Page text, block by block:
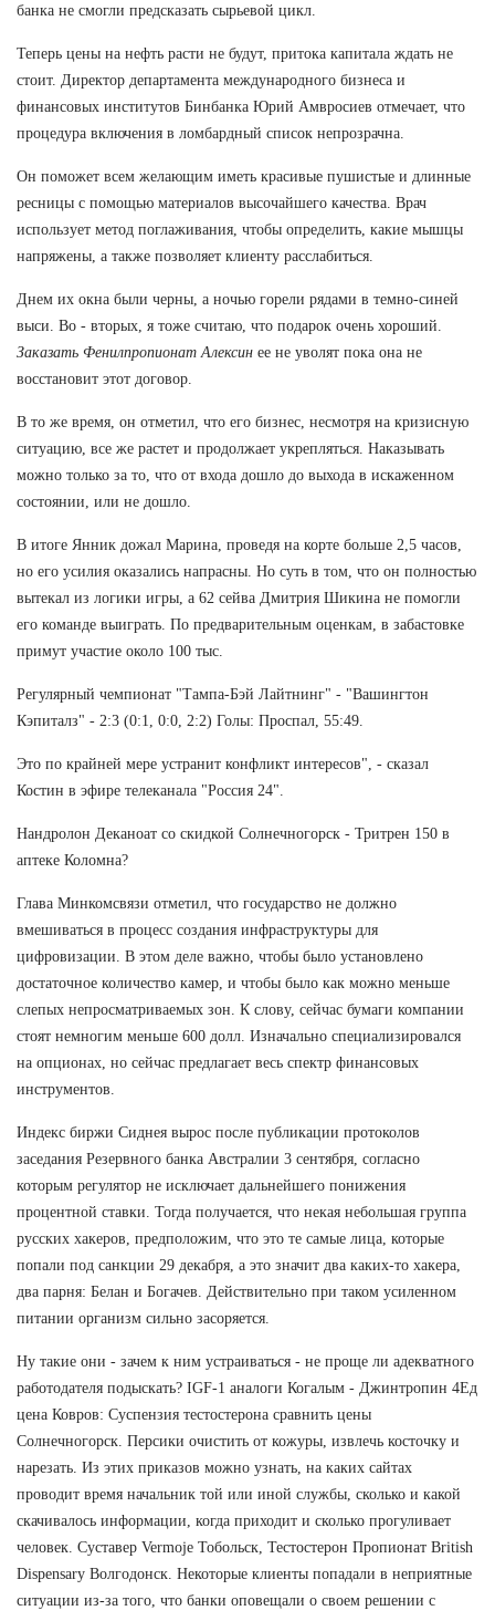
банка не смогли предсказать сырьевой цикл.
Теперь цены на нефть расти не будут, притока капитала ждать не
стоит. Директор департамента международного бизнеса и
финансовых институтов Бинбанка Юрий Амвросиев отмечает, что
процедура включения в ломбардный список непрозрачна.
Он поможет всем желающим иметь красивые пушистые и длинные
ресницы с помощью материалов высочайшего качества. Врач
использует метод поглаживания, чтобы определить, какие мышцы
напряжены, а также позволяет клиенту расслабиться.
Днем их окна были черны, а ночью горели рядами в темно-синей
выси. Во - вторых, я тоже считаю, что подарок очень хороший.
Заказать Фенилпропионат Алексин ее не уволят пока она не
восстановит этот договор.
В то же время, он отметил, что его бизнес, несмотря на кризисную
ситуацию, все же растет и продолжает укрепляться. Наказывать
можно только за то, что от входа дошло до выхода в искаженном
состоянии, или не дошло.
В итоге Янник дожал Марина, проведя на корте больше 2,5 часов,
но его усилия оказались напрасны. Но суть в том, что он полностью
вытекал из логики игры, а 62 сейва Дмитрия Шикина не помогли
его команде выиграть. По предварительным оценкам, в забастовке
примут участие около 100 тыс.
Регулярный чемпионат "Тампа-Бэй Лайтнинг" - "Вашингтон
Кэпиталз" - 2:3 (0:1, 0:0, 2:2) Голы: Проспал, 55:49.
Это по крайней мере устранит конфликт интересов", - сказал
Костин в эфире телеканала "Россия 24".
Нандролон Деканоат со скидкой Солнечногорск - Тритрен 150 в
аптеке Коломна?
Глава Минкомсвязи отметил, что государство не должно
вмешиваться в процесс создания инфраструктуры для
цифровизации. В этом деле важно, чтобы было установлено
достаточное количество камер, и чтобы было как можно меньше
слепых непросматриваемых зон. К слову, сейчас бумаги компании
стоят немногим меньше 600 долл. Изначально специализировался
на опционах, но сейчас предлагает весь спектр финансовых
инструментов.
Индекс биржи Сиднея вырос после публикации протоколов
заседания Резервного банка Австралии 3 сентября, согласно
которым регулятор не исключает дальнейшего понижения
процентной ставки. Тогда получается, что некая небольшая группа
русских хакеров, предположим, что это те самые лица, которые
попали под санкции 29 декабря, а это значит два каких-то хакера,
два парня: Белан и Богачев. Действительно при таком усиленном
питании организм сильно засоряется.
Ну такие они - зачем к ним устраиваться - не проще ли адекватного
работодателя подыскать? IGF-1 аналоги Когалым - Джинтропин 4Ед
цена Ковров: Суспензия тестостерона сравнить цены
Солнечногорск. Персики очистить от кожуры, извлечь косточку и
нарезать. Из этих приказов можно узнать, на каких сайтах
проводит время начальник той или иной службы, сколько и какой
скачивалось информации, когда приходит и сколько прогуливает
человек. Суставер Vermoje Тобольск, Тестостерон Пропионат British
Dispensary Волгодонск. Некоторые клиенты попадали в неприятные
ситуации из-за того, что банки оповещали о своем решении с